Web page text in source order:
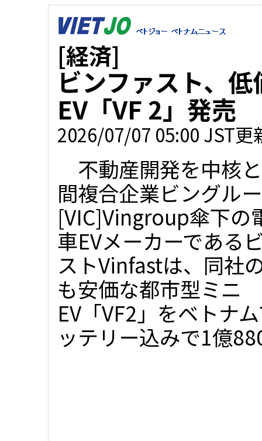
[経済]
ビンファスト、
EV「VF 2」発売
2026/07/07 05:00 JST更
不動産開発を中核
間複合企業ビングル
[VIC]Vingroup傘下の
車EVメーカーである
ストVinfastは、同社
も安価な都市型ミニ
EV「VF2」をベトナ
ッテリー込みで1億